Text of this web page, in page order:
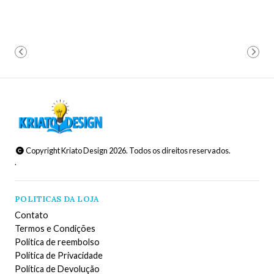
Copyright Kriato Design 2026. Todos os direitos reservados.
.
POLITICAS DA LOJA
Contato
Termos e Condições
Politica de reembolso
Política de Privacidade
Política de Devolução